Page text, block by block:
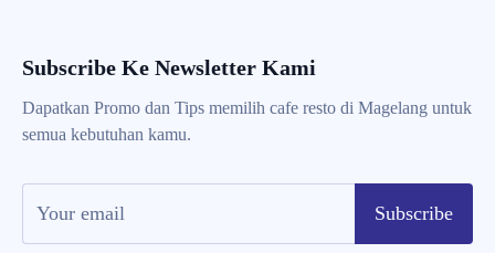
Subscribe Ke Newsletter Kami
Dapatkan Promo dan Tips memilih cafe resto di Magelang untuk
semua kebutuhan kamu.
Subscribe